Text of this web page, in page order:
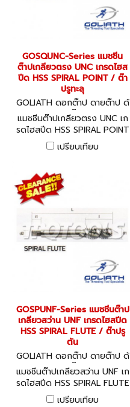
GOSQUNC-Series แมชชีน
ต๊าปเกลียวตรง UNC เกรดไฮส
ปีด HSS SPIRAL POINT / ต๊า
ปรูทะลุ
GOLIATH ดอกต๊าป ดายต๊าป ด้
ามต๊าป
แมชชีนต๊าปเกลียวตรง UNC เก
รดไฮสปีด HSS SPIRAL POINT
/ ต๊าปรูทะลุ
เปรียบเทียบ
GOSPUNF-Series แมชชีนต๊าป
เกลียวสว่าน UNF เกรดไฮสปีด
HSS SPIRAL FLUTE / ต๊าปรู
ตัน
GOLIATH ดอกต๊าป ดายต๊าป ด้
ามต๊าป
แมชชีนต๊าปเกลียวสว่าน UNF เก
รดไฮสปีด HSS SPIRAL FLUTE
/ ต๊าปรูตัน
เปรียบเทียบ